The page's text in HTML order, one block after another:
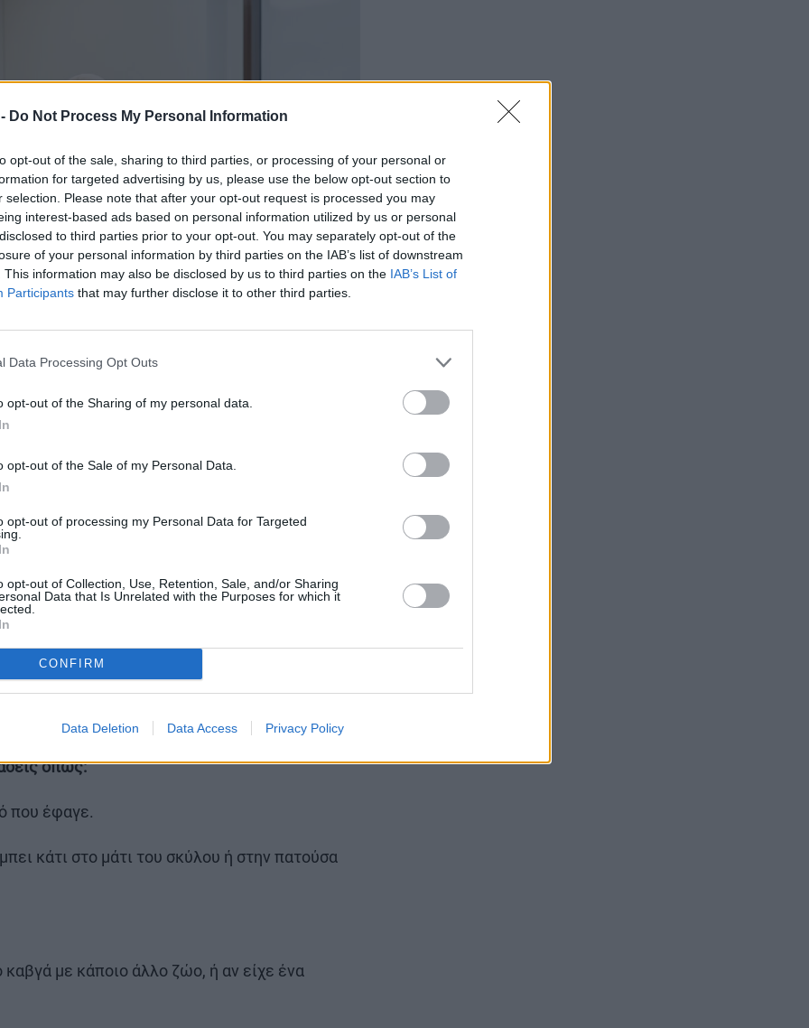
Do Not Process My Personal Information
opt-out of the sale, sharing to third parties, or processing of your personal or
for targeted advertising by us, please use the below opt-out section to
selection. Please note that after your opt-out request is processed you may
interest-based ads based on personal information utilized by us or personal
to third parties prior to your opt-out. You may separately opt-out of the
of your personal information by third parties on the IAB’s list of downstream
This information may also be disclosed by us to third parties on the IAB’s List of
Participants that may further disclose it to other third parties.
Data Processing Opt Outs
opt-out of the Sharing of my personal data.
opt-out of the Sale of my Personal Data.
opt-out of processing my Personal Data for Targeted
opt-out of Collection, Use, Retention, Sale, and/or Sharing
Data that Is Unrelated with the Purposes for which it
CONFIRM
Data Deletion Data Access Privacy Policy
επισκέψεις στον κτηνίατρο, όπως:
θα τον υιοθετήσετε.
ιατρικό ιστορικό, να τσεκάρει το βιβλιάριό
Ανάλογα με την ηλικία του, θα κάνει και τις
παίζει και από πού ήρθε ο σκύλος, δηλαδή
από το δρόμο.
που έχει προτείνει ο γιατρός.Ειδικά τα
χρονοδιάγραμμα που πρέπει να τηρούμε
που δεν έχει ήδη.
που δεν έχει γίνει ήδη.
όπως:
που έφαγε.
κάτι στο μάτι του σκύλου ή στην πατούσα
με κάποιο άλλο ζώο, ή αν είχε ένα